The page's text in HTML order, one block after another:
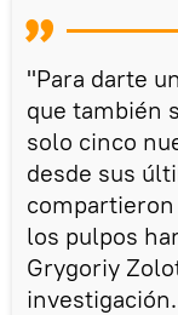
"Para darte
que también
solo cinco
desde sus
los pulpos
Grygoriy
investigación.